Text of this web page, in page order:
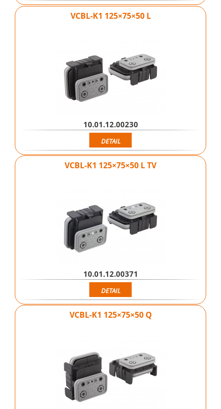
VCBL-K1 125×75×50 L
10.01.12.00230
DETAIL
VCBL-K1 125×75×50 L TV
10.01.12.00371
DETAIL
VCBL-K1 125×75×50 Q